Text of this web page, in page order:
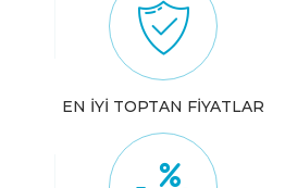
EN İYİ TOPTAN FİYATLAR